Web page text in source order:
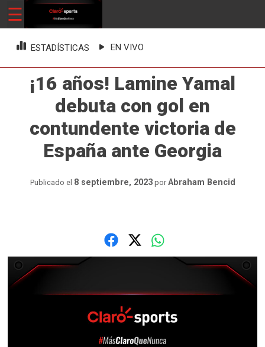
Skip
☰
ClaroSports
Más Claro que nunca
ESTADÍSTICAS EN VIVO
¡16 años! Lamine Yamal
debuta con gol en
contundente victoria de
España ante Georgia
Publicado el 8 septiembre, 2023por Abraham Bencid